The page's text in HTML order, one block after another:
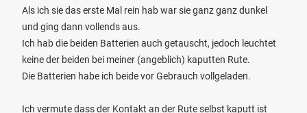
Als ich sie das erste Mal rein hab war sie ganz ganz dunkel
und ging dann vollends aus.
Ich hab die beiden Batterien auch getauscht, jedoch leuchtet
keine der beiden bei meiner (angeblich) kaputten Rute.
Die Batterien habe ich beide vor Gebrauch vollgeladen.
Ich vermute dass der Kontakt an der Rute selbst kaputt ist